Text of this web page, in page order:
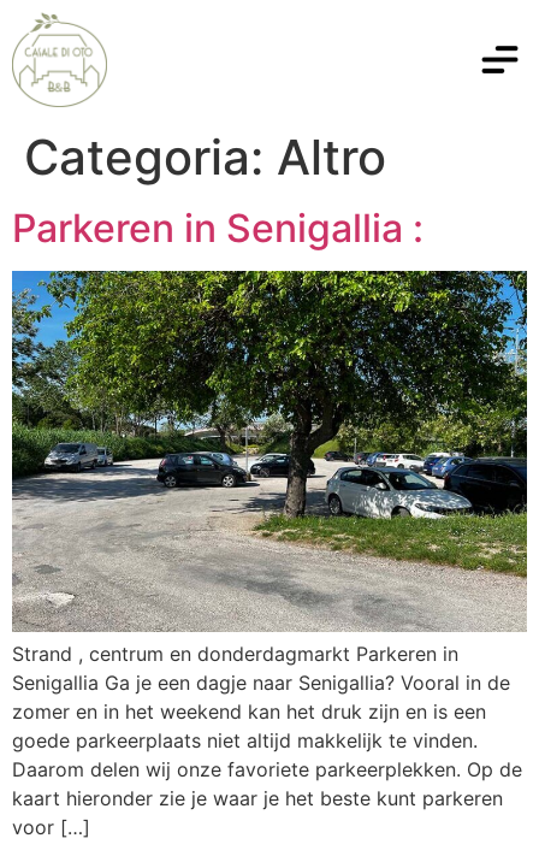
Categoria: Altro
Parkeren in Senigallia :
Strand , centrum en donderdagmarkt Parkeren in
Senigallia Ga je een dagje naar Senigallia? Vooral in de
zomer en in het weekend kan het druk zijn en is een
goede parkeerplaats niet altijd makkelijk te vinden.
Daarom delen wij onze favoriete parkeerplekken. Op de
kaart hieronder zie je waar je het beste kunt parkeren
voor […]